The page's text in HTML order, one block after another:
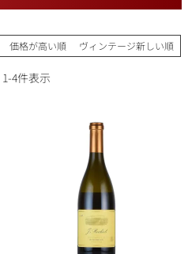
詳細検索する
勝田商店について
価格が高い順 ヴィンテージ新しい順
1-4件表示